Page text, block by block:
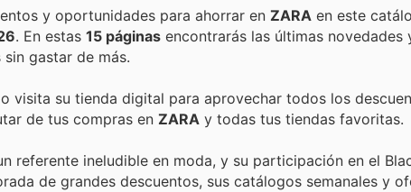
Encuentra las mejores promociones, descuentos y oportunidades para ahorrar en ZARA en este
. En estas 15 páginas encontrarás las últimas novedades
gastar de más.
visita su tienda digital para aprovechar todos los
de tus compras en ZARA y todas tus tiendas favoritas.
referente ineludible en moda, y su participación en el
de grandes descuentos, sus catálogos semanales y